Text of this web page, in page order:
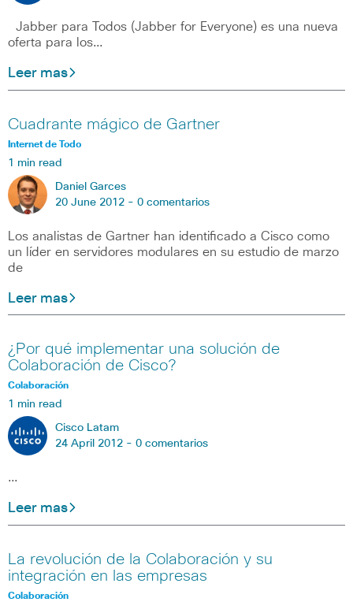
Jabber para Todos (Jabber for Everyone) es una nueva
oferta para los…
Leer mas
Cuadrante mágico de Gartner
Internet de Todo
1 min read
Daniel Garces
20 June 2012 - 0 comentarios
Los analistas de Gartner han identificado a Cisco como
un líder en servidores modulares en su estudio de marzo
de
Leer mas
¿Por qué implementar una solución de
Colaboración de Cisco?
Colaboración
1 min read
Cisco Latam
24 April 2012 - 0 comentarios
…
Leer mas
La revolución de la Colaboración y su
integración en las empresas
Colaboración